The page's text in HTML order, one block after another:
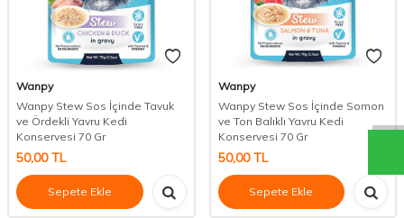
Wanpy
Wanpy Stew Sos İçinde Tavuk
ve Ördekli Yavru Kedi
Konservesi 70 Gr
50,00TL
Sepete Ekle
Wanpy
Wanpy Stew Sos İçinde Somon
ve Ton Balıklı Yavru Kedi
Konservesi 70 Gr
50,00TL
Sepete Ekle